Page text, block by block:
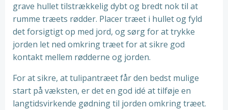
grave hullet tilstrækkelig dybt og bredt nok til at
rumme træets rødder. Placer træet i hullet og fyld
det forsigtigt op med jord, og sørg for at trykke
jorden let ned omkring træet for at sikre god
kontakt mellem rødderne og jorden.
For at sikre, at tulipantræet får den bedst mulige
start på væksten, er det en god idé at tilføje en
langtidsvirkende gødning til jorden omkring træet.